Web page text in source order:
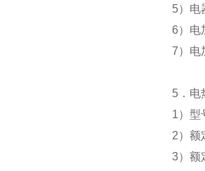
5）电
6）电
7）电
5 ．
1）型
2）额
3）额